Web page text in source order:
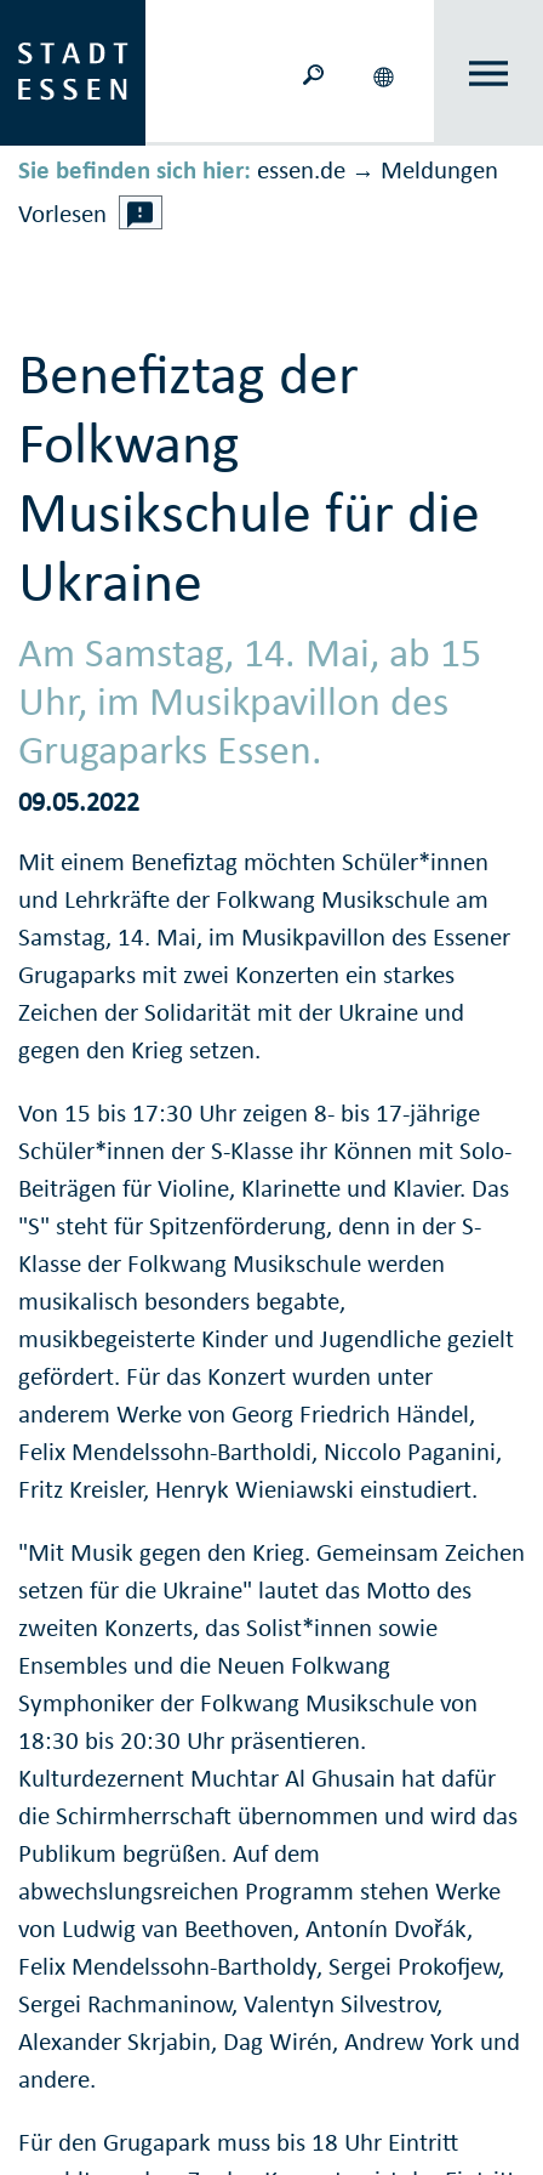
Sie befinden sich hier: essen.de → Meldungen
Vorlesen
Benefiztag der
Folkwang
Musikschule für die
Ukraine
Am Samstag, 14. Mai, ab 15
Uhr, im Musikpavillon des
Grugaparks Essen.
09.05.2022
Mit einem Benefiztag möchten Schüler*innen
und Lehrkräfte der Folkwang Musikschule am
Samstag, 14. Mai, im Musikpavillon des Essener
Grugaparks mit zwei Konzerten ein starkes
Zeichen der Solidarität mit der Ukraine und
gegen den Krieg setzen.
Von 15 bis 17:30 Uhr zeigen 8- bis 17-jährige
Schüler*innen der S-Klasse ihr Können mit Solo-
Beiträgen für Violine, Klarinette und Klavier. Das
"S" steht für Spitzenförderung, denn in der S-
Klasse der Folkwang Musikschule werden
musikalisch besonders begabte,
musikbegeisterte Kinder und Jugendliche gezielt
gefördert. Für das Konzert wurden unter
anderem Werke von Georg Friedrich Händel,
Felix Mendelssohn-Bartholdi, Niccolo Paganini,
Fritz Kreisler, Henryk Wieniawski einstudiert.
"Mit Musik gegen den Krieg. Gemeinsam Zeichen
setzen für die Ukraine" lautet das Motto des
zweiten Konzerts, das Solist*innen sowie
Ensembles und die Neuen Folkwang
Symphoniker der Folkwang Musikschule von
18:30 bis 20:30 Uhr präsentieren.
Kulturdezernent Muchtar Al Ghusain hat dafür
die Schirmherrschaft übernommen und wird das
Publikum begrüßen. Auf dem
abwechslungsreichen Programm stehen Werke
von Ludwig van Beethoven, Antonín Dvořák,
Felix Mendelssohn-Bartholdy, Sergei Prokofjew,
Sergei Rachmaninow, Valentyn Silvestrov,
Alexander Skrjabin, Dag Wirén, Andrew York und
andere.
Für den Grugapark muss bis 18 Uhr Eintritt